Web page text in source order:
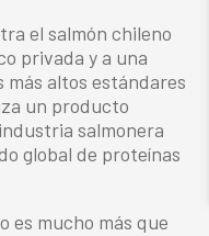
el salmón chileno
privada y a una
altos estándares
un producto
industria salmonera
global de proteínas
es mucho más que